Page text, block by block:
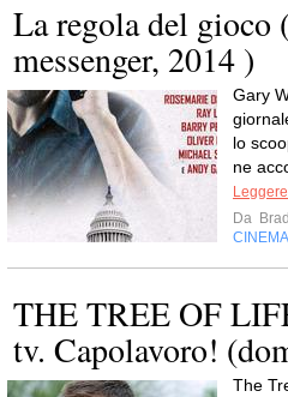
La regola del gioco
messenger, 2014 )
Gary
lo
ne
Da
CINEMA
THE TREE OF
tv. Capolavoro!
The